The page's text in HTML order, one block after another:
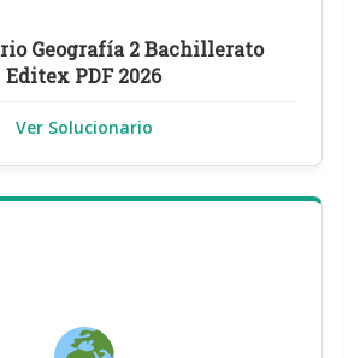
Geografía 2 Bachillerato
Editex PDF 2026
Ver Solucionario